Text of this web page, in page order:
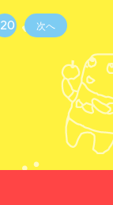
20 次へ